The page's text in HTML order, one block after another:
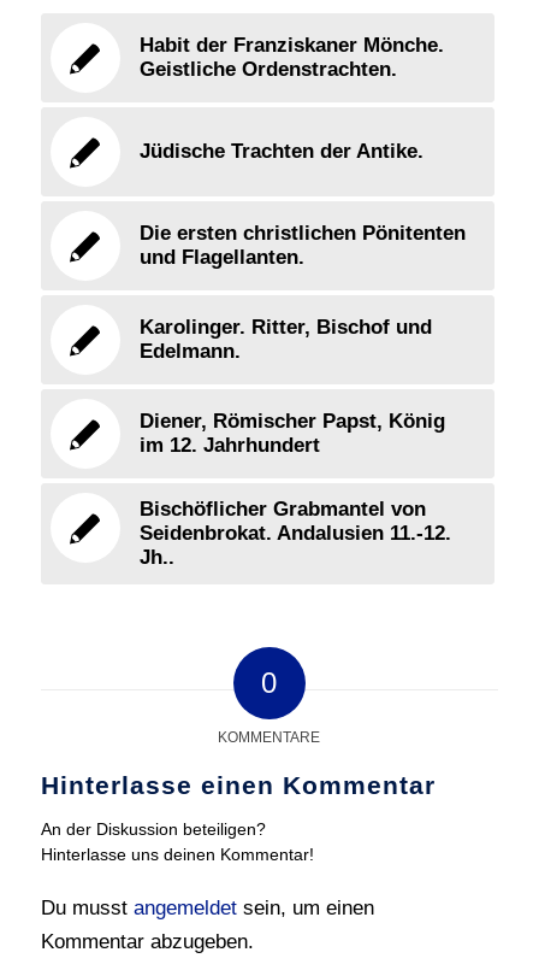
Habit der Franziskaner Mönche.
Geistliche Ordenstrachten.
Jüdische Trachten der Antike.
Die ersten christlichen Pönitenten
und Flagellanten.
Karolinger. Ritter, Bischof und
Edelmann.
Diener, Römischer Papst, König
im 12. Jahrhundert
Bischöflicher Grabmantel von
Seidenbrokat. Andalusien 11.-12.
Jh..
0
KOMMENTARE
Hinterlasse einen Kommentar
An der Diskussion beteiligen?
Hinterlasse uns deinen Kommentar!
Du musst angemeldetsein, um einen
Kommentar abzugeben.